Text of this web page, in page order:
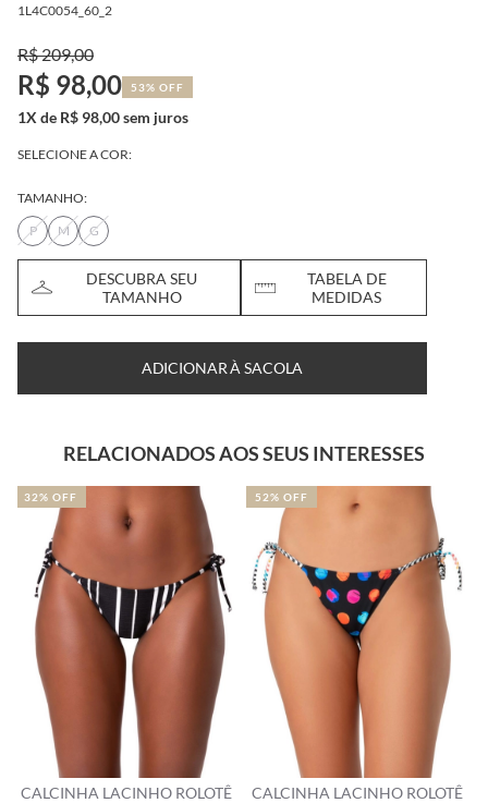
1L4C0054_60_2
R$ 209,00
R$ 98,00 53% OFF
1X de R$ 98,00 sem juros
SELECIONE A COR:
TAMANHO:
P
M G
DESCUBRA SEU
TAMANHO
TABELA DE
MEDIDAS
ADICIONAR À SACOLA
RELACIONADOS AOS SEUS INTERESSES
CALCINHA LACINHO ROLOTÊ
52% OFF
CALCINHA LACINHO ROLOTÊ